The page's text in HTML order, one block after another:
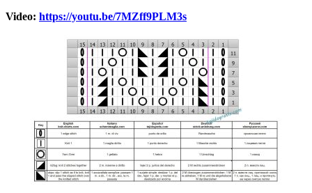
Video: https://youtu.be/7MZff9PLM3s